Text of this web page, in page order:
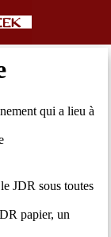
qui a lieu à
JDR sous toutes
papier, un